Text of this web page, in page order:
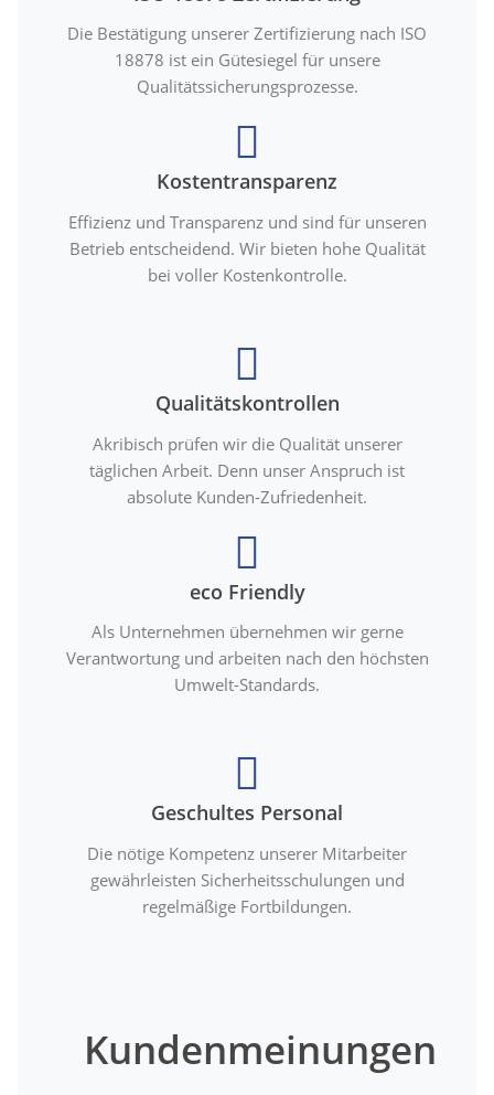
Die Bestätigung unserer Zertifizierung nach ISO
18878 ist ein Gütesiegel für unsere
Qualitätssicherungsprozesse.
Kostentransparenz
Effizienz und Transparenz und sind für unseren
Betrieb entscheidend. Wir bieten hohe Qualität
bei voller Kostenkontrolle.
Qualitätskontrollen
Akribisch prüfen wir die Qualität unserer
täglichen Arbeit. Denn unser Anspruch ist
absolute Kunden-Zufriedenheit.
eco Friendly
Als Unternehmen übernehmen wir gerne
Verantwortung und arbeiten nach den höchsten
Umwelt-Standards.
Geschultes Personal
Die nötige Kompetenz unserer Mitarbeiter
gewährleisten Sicherheitsschulungen und
regelmäßige Fortbildungen.
Kundenmeinungen